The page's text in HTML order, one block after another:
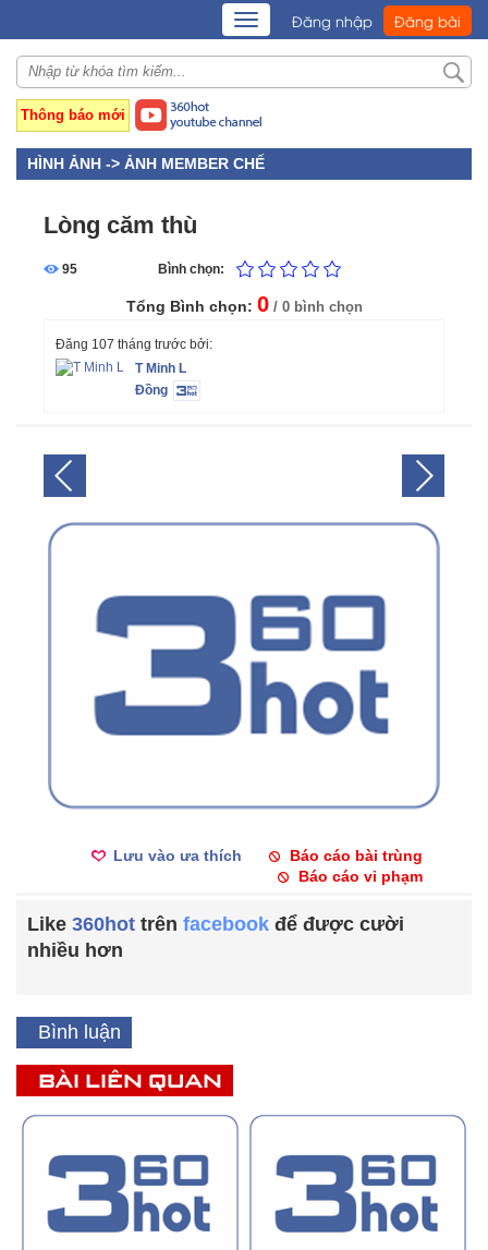
TOGGLE
NAVIGATION
Đăng nhập Đăng bài
Thông báo mới
HÌNH ẢNH -> ẢNH MEMBER CHẾ
Lòng căm thù
95 Bình chọn:
Tổng Bình chọn: 0 / 0 bình chọn
Đăng 107 tháng trước bởi:
T Minh L
Đồng
Lưu vào ưa thích
Báo cáo bài trùng
Báo cáo vi phạm
Like 360hot trên facebook để được cười
nhiều hơn
Bình luận
BÀI LIÊN QUAN